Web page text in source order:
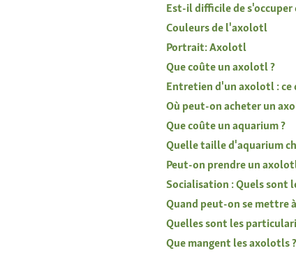
Est-il difficile de
Couleurs de l'axolotl
Portrait: Axolotl
Que coûte un axolotl ?
Entretien d'un axolotl :
Où peut-on acheter un
Que coûte un aquarium ?
Quelle taille d'aquarium
Peut-on prendre un
Socialisation : Quels sont
Quand peut-on se mettre
Quelles sont les
Que mangent les axolotls ?